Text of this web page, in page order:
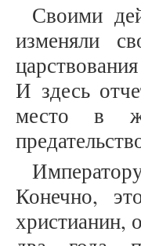
Своими
изменяли
И здесь
место в
Конечно,
христианин,